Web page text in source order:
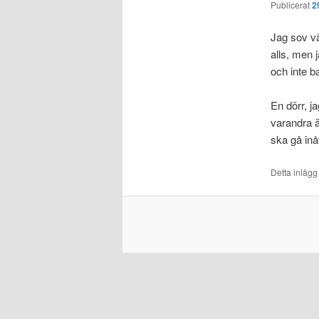
Publicerat
Jag sov
alls, men
och inte
En dörr,
varandra
ska gå
Detta